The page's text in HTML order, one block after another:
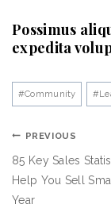
Possimus
expedita
#Community #
PREVIOUS
85 Key Sales
Help You Sell
Year